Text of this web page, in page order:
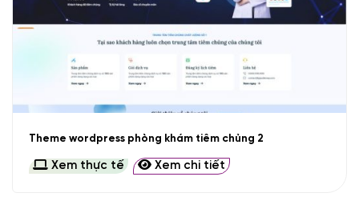
Theme wordpress phòng khám tiêm chủng 2
Xem thực tế Xem chi tiết